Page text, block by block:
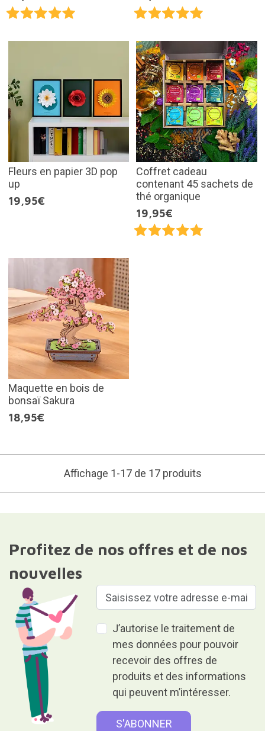
Fleurs en papier 3D pop
up
19,95€
Coffret cadeau
contenant 45 sachets de
thé organique
19,95€
Maquette en bois de
bonsaï Sakura
18,95€
Affichage 1-17 de 17 produits
Profitez de nos offres et de nos
nouvelles
J’autorise le traitement de
mes données pour pouvoir
recevoir des offres de
produits et des informations
qui peuvent m’intéresser.